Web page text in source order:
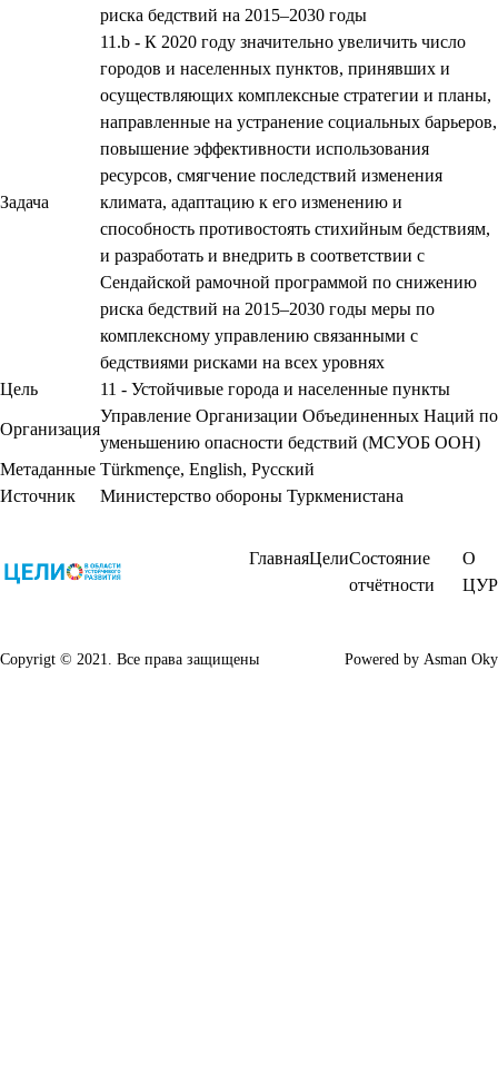
риска бедствий на 2015–2030 годы
Задача
11.b - К 2020 году значительно увеличить число
городов и населенных пунктов, принявших и
осуществляющих комплексные стратегии и планы,
направленные на устранение социальных барьеров,
повышение эффективности использования
ресурсов, смягчение последствий изменения
климата, адаптацию к его изменению и
способность противостоять стихийным бедствиям,
и разработать и внедрить в соответствии с
Сендайской рамочной программой по снижению
риска бедствий на 2015–2030 годы меры по
комплексному управлению связанными с
бедствиями рисками на всех уровнях
Цель
11 - Устойчивые города и населенные пункты
Организация
Управление Организации Объединенных Наций по
уменьшению опасности бедствий (МСУОБ ООН)
Метаданные Türkmençe, English, Русский
Источник
Министерство обороны Туркменистана
ГлавнаяЦелиСостояние
отчётности
О
ЦУР
Copyrigt © 2021. Все права защищены Powered by Asman Oky